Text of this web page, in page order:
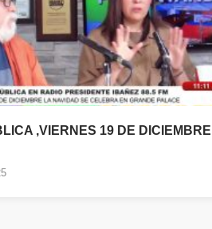
,VIERNES 19 DE DICIEMBRE